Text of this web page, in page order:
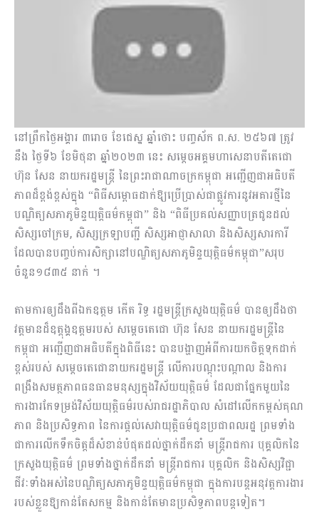
នៅព្រឹកថ្ងៃអង្គារ ៣រោច ខែជេស្ឋ ឆ្នាំថោះ បញ្ចស័ក ព.ស. ២៥៦៧ ត្រូវ
នឹង ថ្ងៃទី៦ ខែមិថុនា ឆ្នាំ២០២៣ នេះ សម្តេចអគ្គមហាសេនាបតីតេជោ
ហ៊ុន សែន នាយករដ្ឋមន្ត្រី នៃព្រះរាជាណាចក្រកម្ពុជា អញ្ជើញជាអធិបតី
ភាពដ៏ខ្ពង់ខ្ពស់ក្នុង “ពិធីសម្ពោធដាក់ឱ្យប្រើប្រាស់ជាផ្លូវការនូវអគារថ្មីនៃ
បណ្ឌិត្យសភាភូមិន្ទយុត្តិធម៌កម្ពុជា” និង “ពិធីប្រគល់សញ្ញាបត្រជូនដល់
សិស្សចៅក្រម, សិស្សក្រឡាបញ្ជី សិស្សអាជ្ញាសាលា និងសិស្សសារការី
ដែលបានបញ្ចប់ការសិក្សានៅបណ្ឌិត្យសភាភូមិន្ទយុត្តិធម៌កម្ពុជា”សរុប
ចំនួន១៨៣៥ នាក់ ។
តាមការឲ្យដឹងពីឯកឧត្តម កើត រិទ្ធ រដ្ឋមន្ត្រីក្រសួងយុត្តិធម៌ បានឲ្យដឹងថា
វត្តមានដ៏ឧត្តុង្គឧត្តមរបស់ សម្តេចតេជោ ហ៊ុន សែន នាយករដ្ឋមន្ត្រីនៃ
កម្ពុជា អញ្ជើញជាអធិបតីក្នុងពិធីនេះ បានបង្ហាញអំពីការយកចិត្តទុកដាក់
ខ្ពស់របស់ សម្តេចតេជោនាយករដ្ឋមន្ត្រី លើការបណ្តុះបណ្តាល និងការ
ពង្រឹងសមត្ថភាពធនធានមនុស្សក្នុងវិស័យយុត្តិធម៌ ដែលជាផ្នែកមួយនៃ
ការងារកែទម្រង់វិស័យយុត្តិធម៌របស់រាជរដ្ឋាភិបាល សំដៅលើកកម្ពស់គុណ
ភាព និងប្រសិទ្ធភាព នៃការផ្តល់សេវាយុត្តិធម៌ជូនប្រជាពលរដ្ឋ ព្រមទាំង
ជាការលើកទឹកចិត្តដ៏សំខាន់បំផុតដល់ថ្នាក់ដឹកនាំ មន្ត្រីរាជការ បុគ្គលិកនៃ
ក្រសួងយុត្តិធម៌ ព្រមទាំងថ្នាក់ដឹកនាំ មន្ត្រីរាជការ បុគ្គលិក និងសិស្សវិជ្ជា
ជីវៈទាំងអស់នៃបណ្ឌិត្យសភាភូមិន្ទយុត្តិធម៌កម្ពុជា ក្នុងការបន្តអនុវត្តការងារ
របស់ខ្លួនឱ្យកាន់តែសកម្ម និងកាន់តែមានប្រសិទ្ធភាពបន្តទៀត។